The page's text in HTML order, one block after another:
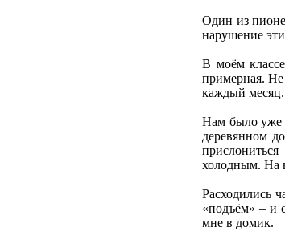
Один из
нарушение
В моём
примерная. Не
каждый месяц.
Нам было уже
деревянном
холодным. На
Расходились
«подъём» – и
мне в домик.